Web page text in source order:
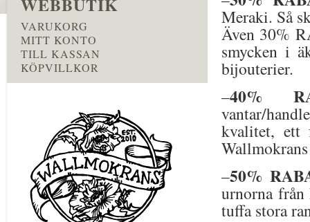
Meraki. Så
Även 30%
smycken i
bijouterier.
–40%
vantar/
kvalitet, ett
–50%
urnorna
tuffa stora
VARUKORG
MITT KONTO
TILL KASSAN
KÖPVILLKOR